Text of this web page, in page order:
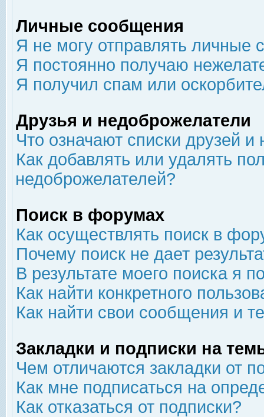
Личные сообщения
Я не могу отправлять личные
Я постоянно получаю
Я получил спам или
Друзья и недоброжелатели
Что означают списки друзей
Как добавлять или удалять
недоброжелателей?
Поиск в форумах
Как осуществлять поиск в
Почему поиск не дает
В результате моего поиска я
Как найти конкретного
Как найти свои сообщения и
Закладки и подписки на
Чем отличаются закладки от
Как мне подписаться на
Как отказаться от подписки?